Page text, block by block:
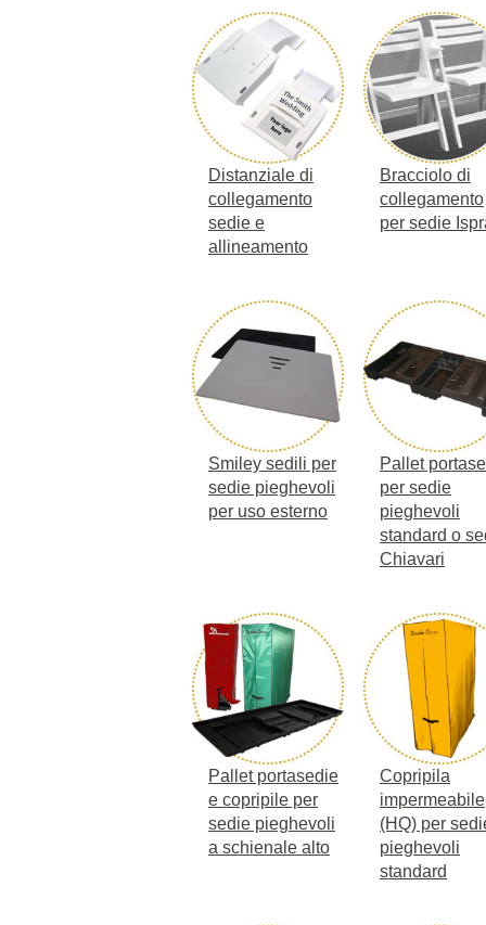
Distanziale di
collegamento
sedie e
allineamento
Bracciolo di
collegamento
per sedie
Smiley sedili per
sedie pieghevoli
per uso esterno
Pallet
per sedie
pieghevoli
standard o
Chiavari
Pallet portasedie
e copripile per
sedie pieghevoli
a schienale alto
Copripila
impermeabile
(HQ) per
pieghevoli
standard